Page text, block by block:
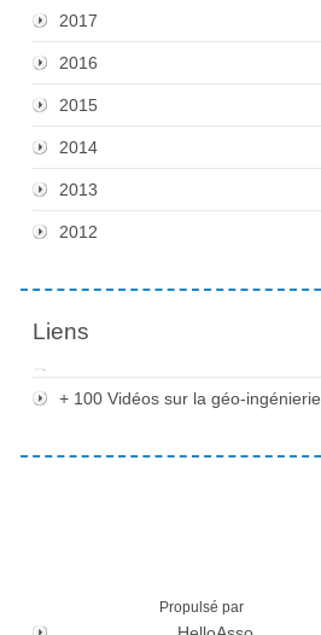
2017
2016
2015
2014
2013
2012
Liens
+ 100 Vidéos sur la géo-ingénierie
Propulsé par